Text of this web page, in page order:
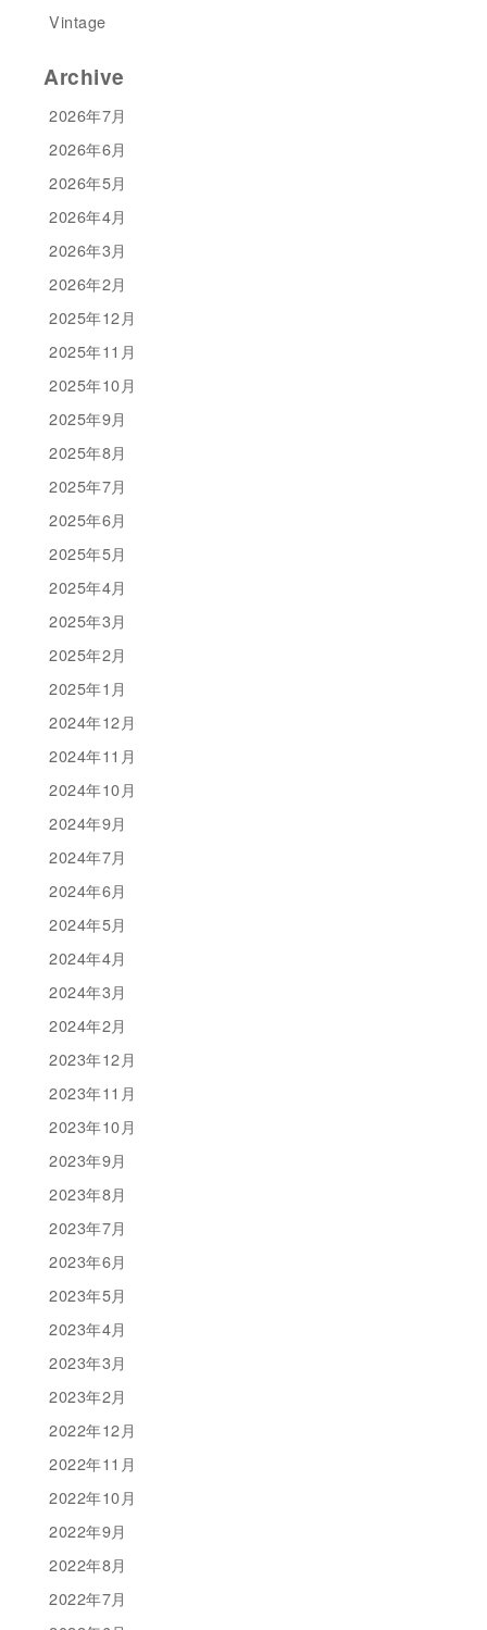
Vintage
Archive
2026年7月
2026年6月
2026年5月
2026年4月
2026年3月
2026年2月
2025年12月
2025年11月
2025年10月
2025年9月
2025年8月
2025年7月
2025年6月
2025年5月
2025年4月
2025年3月
2025年2月
2025年1月
2024年12月
2024年11月
2024年10月
2024年9月
2024年7月
2024年6月
2024年5月
2024年4月
2024年3月
2024年2月
2023年12月
2023年11月
2023年10月
2023年9月
2023年8月
2023年7月
2023年6月
2023年5月
2023年4月
2023年3月
2023年2月
2022年12月
2022年11月
2022年10月
2022年9月
2022年8月
2022年7月